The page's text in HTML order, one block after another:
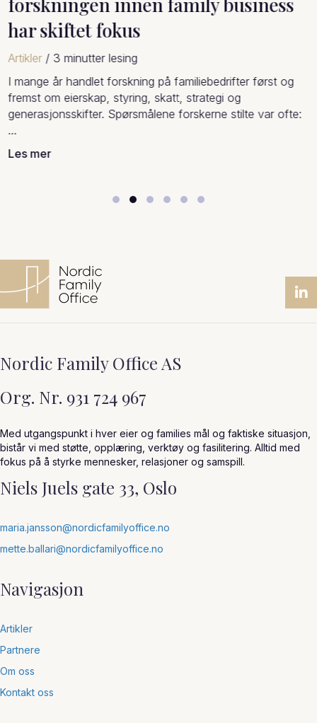
Fra søsken til medeiere; når
søskenroller følger med inn i
eierskapet
Artikler/2 minutter lesing
Når søsken blir eiere sammen i et familieselskap, skjer det
ofte noe ganske interessant – og ganske menneskelig.
Nordic Family Office AS
Org. Nr. 931 724 967
Med utgangspunkt i hver eier og families mål og faktiske situasjon,
bistår vi med støtte, opplæring, verktøy og fasilitering. Alltid med
fokus på å styrke mennesker, relasjoner og samspill.
Niels Juels gate 33, Oslo
maria.jansson@nordicfamilyoffice.no
mette.ballari@nordicfamilyoffice.no
Navigasjon
Artikler
Partnere
Om oss
Kontakt oss